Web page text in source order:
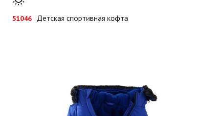
51046 Детская спортивная кофта